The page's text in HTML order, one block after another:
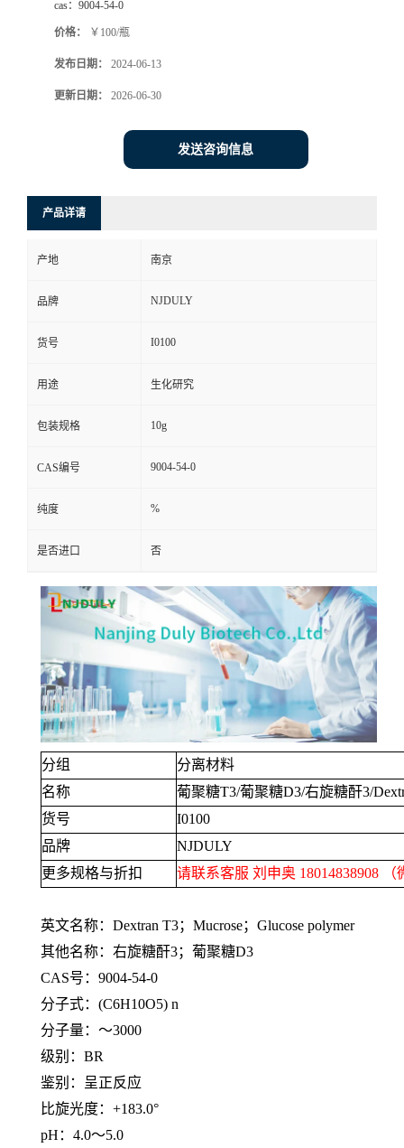
cas： 9004-54-0
价格： ￥100/瓶
发布日期： 2024-06-13
更新日期： 2026-06-30
发送咨询信息
产品详请
产地 南京
品牌 NJDULY
货号 I0100
用途 生化研究
包装规格 10g
CAS编号 9004-54-0
纯度 %
是否进口 否
分组
分离材料
名称
葡聚糖T3/葡聚糖D3/右旋糖酐3/
货号
I0100
品牌
NJDULY
更多规格与折扣
请联系客服 刘申奥 18014838908
英文名称： Dextran T3； Mucrose； Glucose polymer
其他名称：右旋糖酐3；葡聚糖D3
CAS号： 9004-54-0
分子式： (C6H10O5) n
分子量：～3000
级别： BR
鉴别：呈正反应
比旋光度： +183.0°
pH： 4.0～5.0